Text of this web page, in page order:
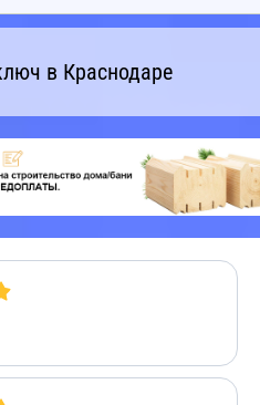
в Краснодаре